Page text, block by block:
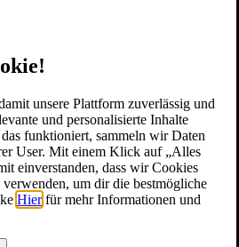
unsere Plattform zuverlässig und
und personalisierte Inhalte
funktioniert, sammeln wir Daten
User. Mit einem Klick auf „Alles
einverstanden, dass wir Cookies
um dir die bestmögliche
Hier für mehr Informationen und